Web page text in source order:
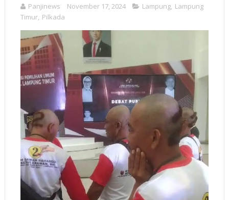
Panjinews November 17, 2024 Lampung, Lampung
Timur, Pilkada